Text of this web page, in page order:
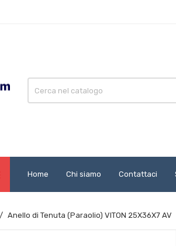
Home Chi siamo Contattaci
Anello di Tenuta (Paraolio) VITON 25X36X7 AV